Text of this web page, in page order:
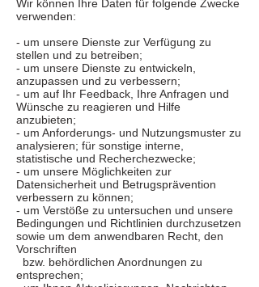
Wir können Ihre Daten für folgende Zwecke
verwenden:
- um unsere Dienste zur Verfügung zu
stellen und zu betreiben;
- um unsere Dienste zu entwickeln,
anzupassen und zu verbessern;
- um auf Ihr Feedback, Ihre Anfragen und
Wünsche zu reagieren und Hilfe
anzubieten;
- um Anforderungs- und Nutzungsmuster zu
analysieren; für sonstige interne,
statistische und Recherchezwecke;
- um unsere Möglichkeiten zur
Datensicherheit und Betrugsprävention
verbessern zu können;
- um Verstöße zu untersuchen und unsere
Bedingungen und Richtlinien durchzusetzen
sowie um dem anwendbaren Recht, den
Vorschriften
bzw. behördlichen Anordnungen zu
entsprechen;